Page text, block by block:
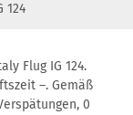
124
Flug IG 124.
–. Gemäß
0